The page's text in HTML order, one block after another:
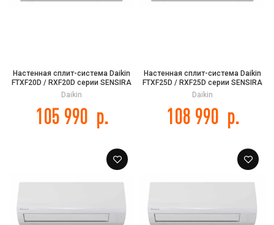
Настенная сплит-система Daikin
FTXF20D / RXF20D серии SENSIRA
Daikin
105 990 р.
Настенная сплит-система Daikin
FTXF25D / RXF25D серии SENSIRA
Daikin
108 990 р.